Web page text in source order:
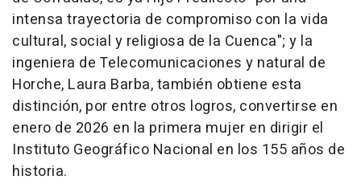
intensa trayectoria de compromiso con la vida
cultural, social y religiosa de la Cuenca"; y la
ingeniera de Telecomunicaciones y natural de
Horche, Laura Barba, también obtiene esta
distinción, por entre otros logros, convertirse en
enero de 2026 en la primera mujer en dirigir el
Instituto Geográfico Nacional en los 155 años de
historia.